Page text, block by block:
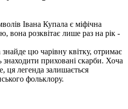
Івана Купала є міфічна
вона розквітає лише раз на рік -
цю чарівну квітку, отримає
знаходити приховані скарби. Хоча
ця легенда залишається
фольклору.